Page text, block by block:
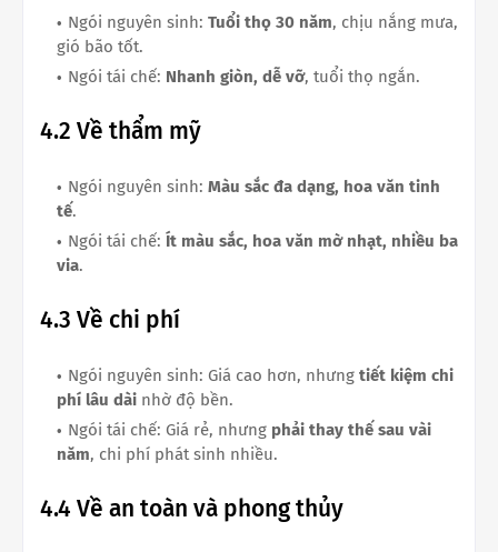
Ngói nguyên sinh: Tuổi thọ 30 năm, chịu nắng mưa,
gió bão tốt.
Ngói tái chế: Nhanh giòn, dễ vỡ, tuổi thọ ngắn.
4.2 Về thẩm mỹ
Ngói nguyên sinh: Màu sắc đa dạng, hoa văn tinh
tế.
Ngói tái chế: Ít màu sắc, hoa văn mờ nhạt, nhiều ba
via.
4.3 Về chi phí
Ngói nguyên sinh: Giá cao hơn, nhưng tiết kiệm chi
phí lâu dài nhờ độ bền.
Ngói tái chế: Giá rẻ, nhưng phải thay thế sau vài
năm, chi phí phát sinh nhiều.
4.4 Về an toàn và phong thủy